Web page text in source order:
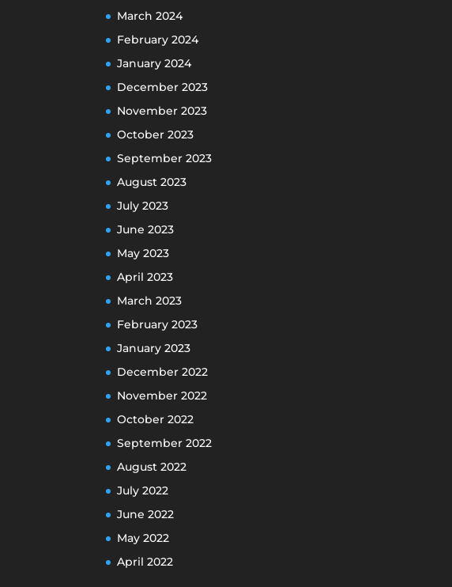
March 2024
February 2024
January 2024
December 2023
November 2023
October 2023
September 2023
August 2023
July 2023
June 2023
May 2023
April 2023
March 2023
February 2023
January 2023
December 2022
November 2022
October 2022
September 2022
August 2022
July 2022
June 2022
May 2022
April 2022